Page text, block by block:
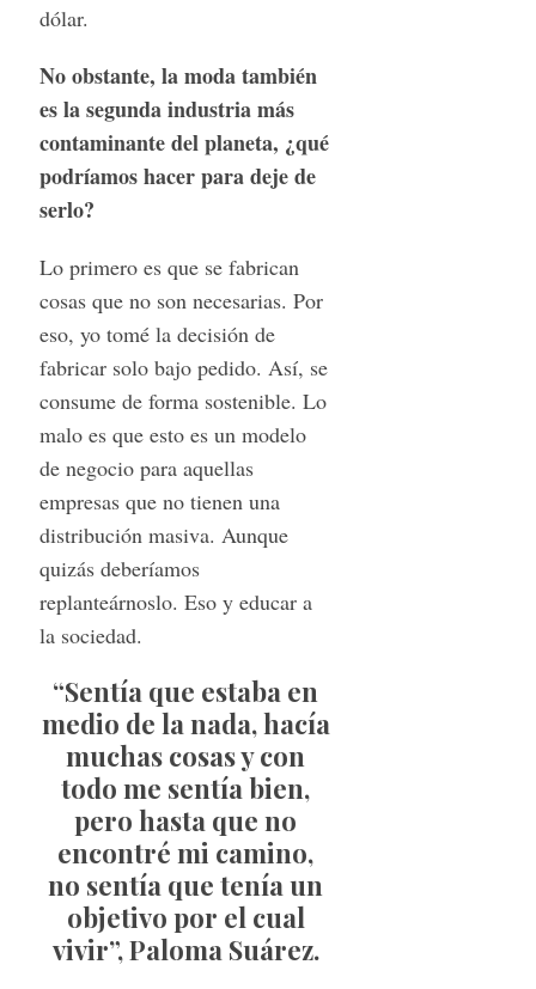
dólar.
No obstante, la moda también
es la segunda industria más
contaminante del planeta, ¿qué
podríamos hacer para deje de
serlo?
Lo primero es que se fabrican
cosas que no son necesarias. Por
eso, yo tomé la decisión de
fabricar solo bajo pedido. Así, se
consume de forma sostenible. Lo
malo es que esto es un modelo
de negocio para aquellas
empresas que no tienen una
distribución masiva. Aunque
quizás deberíamos
replanteárnoslo. Eso y educar a
la sociedad.
“Sentía que estaba en
medio de la nada, hacía
muchas cosas y con
todo me sentía bien,
pero hasta que no
encontré mi camino,
no sentía que tenía un
objetivo por el cual
vivir”, Paloma Suárez.